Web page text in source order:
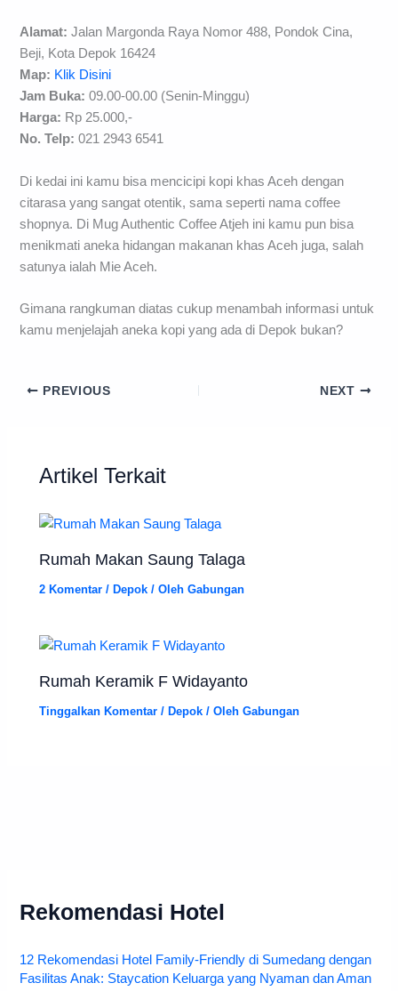
Alamat: Jalan Margonda Raya Nomor 488, Pondok Cina,
Beji, Kota Depok 16424
Map: Klik Disini
Jam Buka: 09.00-00.00 (Senin-Minggu)
Harga: Rp 25.000,-
No. Telp: 021 2943 6541
Di kedai ini kamu bisa mencicipi kopi khas Aceh dengan
citarasa yang sangat otentik, sama seperti nama coffee
shopnya. Di Mug Authentic Coffee Atjeh ini kamu pun bisa
menikmati aneka hidangan makanan khas Aceh juga, salah
satunya ialah Mie Aceh.
Gimana rangkuman diatas cukup menambah informasi untuk
kamu menjelajah aneka kopi yang ada di Depok bukan?
PREVIOUS NEXT
Artikel Terkait
Rumah Makan Saung Talaga
2 Komentar / Depok / OlehGabungan
Rumah Keramik F Widayanto
Tinggalkan Komentar / Depok / OlehGabungan
Rekomendasi Hotel
12 Rekomendasi Hotel Family-Friendly di Sumedang dengan
Fasilitas Anak: Staycation Keluarga yang Nyaman dan Aman